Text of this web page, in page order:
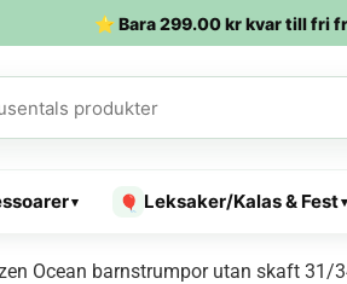
⭐ Bara299.00krkvar till fri
▾ 🎈 Leksaker/Kalas & Fest▾
Ocean barnstrumpor utan skaft 31/